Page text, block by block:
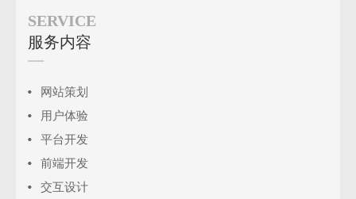
SERVICE
服务内容
网站策划
用户体验
平台开发
前端开发
交互设计